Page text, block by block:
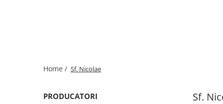
Home / Sf. Nicolae
Sf.
PRODUCATORI